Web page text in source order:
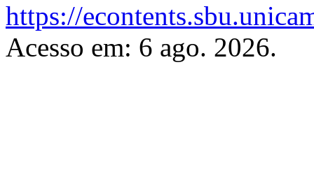
https://
Acesso em: 6 ago. 2026.